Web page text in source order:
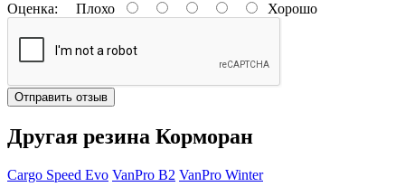
Оценка: Плохо Хорошо
Отправить отзыв
Другая резина Корморан
Cargo Speed Evo VanPro B2 VanPro Winter